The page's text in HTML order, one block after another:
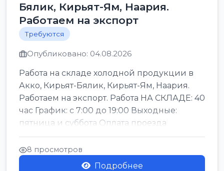
Бялик, Кирьят-Ям, Наария.
Работаем на экспорт
Требуются
Опубликовано: 04.08.2026
Работа на складе холодной продукции в
Акко, Кирьят-Бялик, Кирьят-Ям, Наария.
Работаем на экспорт. Работа НА СКЛАДЕ: 40
час График: с 7:00 до 19:00 Выходные:
пятница и суббота Оплата проезда
Хорошие ус...
8 просмотров
Подробнее